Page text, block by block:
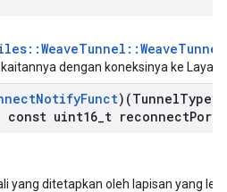
dengan koneksinya ke
NotifyFunct)(TunnelType
const uint16 t reconnectPort
yang ditetapkan oleh lapisan yang